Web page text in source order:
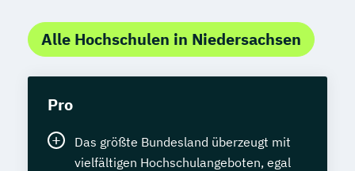
Alle Hochschulen in Niedersachsen
Pro
Das größte Bundesland überzeugt mit
vielfältigen Hochschulangeboten, egal